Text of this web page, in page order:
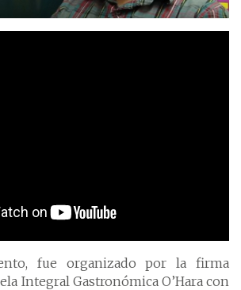
fue organizado por la firma
Integral Gastronómica O’Hara con